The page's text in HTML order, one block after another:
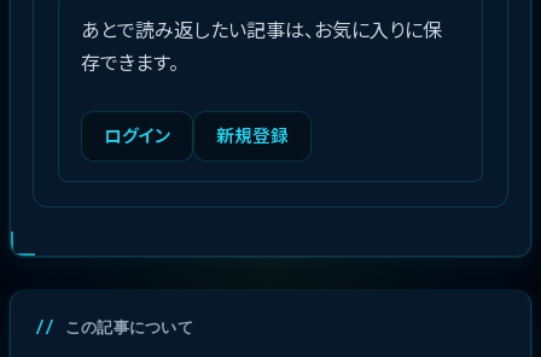
あとで読み返したい記事は、お気に入りに保
存できます。
ログイン 新規登録
この記事について